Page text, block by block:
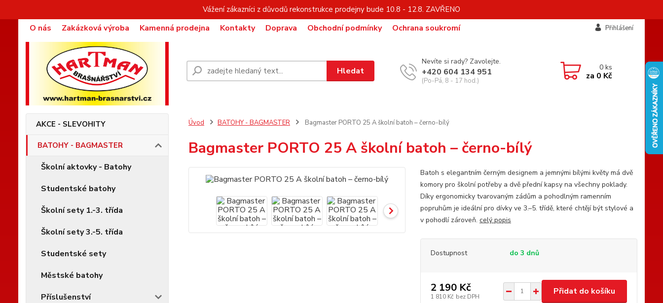
Vážení zákazníci z důvodů rekonstrukce prodejny bude 10.8 - 12.8. ZAVŘENO
O nás Zakázková výroba Kamenná prodejna Kontakty Doprava Obchodní podmínky Ochrana soukromí Přihlášení
Hledat
Nevíte si rady? Zavolejte.
+420 604 134 951
(Po-Pá, 8 - 17 hod.)
0ks
za 0 Kč
AKCE - SLEVOHITY
BATOHY - BAGMASTER
Školní aktovky - Batohy
Studentské batohy
Školní sety 1.-3. třída
Školní sety 3.-5. třída
Studentské sety
Městské batohy
Příslušenství
Úvod BATOHY - BAGMASTER Bagmaster PORTO 25 A školní batoh – černo-bílý
Bagmaster PORTO 25 A školní batoh – černo-bílý
Batoh s elegantním černým designem a jemnými bílými květy má dvě
komory pro školní potřeby a dvě přední kapsy na všechny poklady.
Díky ergonomicky tvarovaným zádům a pohodlným ramenním
popruhům je ideální pro dívky ve 3.–5. třídě, které chtějí být stylové a
v pohodlí zároveň. celý popis
Dostupnost do 3 dnů
2 190 Kč
1 810 Kč bez DPH
Přidat do košíku